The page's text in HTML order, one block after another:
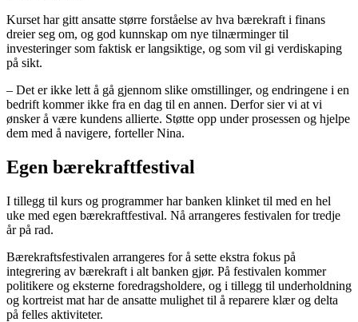
Kurset har gitt ansatte større forståelse av hva bærekraft i finans
dreier seg om, og god kunnskap om nye tilnærminger til
investeringer som faktisk er langsiktige, og som vil gi verdiskaping
på sikt.
– Det er ikke lett å gå gjennom slike omstillinger, og endringene i en
bedrift kommer ikke fra en dag til en annen. Derfor sier vi at vi
ønsker å være kundens allierte. Støtte opp under prosessen og hjelpe
dem med å navigere, forteller Nina.
Egen bærekraftfestival
I tillegg til kurs og programmer har banken klinket til med en hel
uke med egen bærekraftfestival. Nå arrangeres festivalen for tredje
år på rad.
Bærekraftsfestivalen arrangeres for å sette ekstra fokus på
integrering av bærekraft i alt banken gjør. På festivalen kommer
politikere og eksterne foredragsholdere, og i tillegg til underholdning
og kortreist mat har de ansatte mulighet til å reparere klær og delta
på felles aktiviteter.